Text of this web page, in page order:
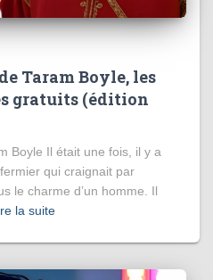
Taram Boyle, les
gratuits (édition
Boyle Il était une fois, il y a
qui craignait par
le charme d’un homme. Il
la suite